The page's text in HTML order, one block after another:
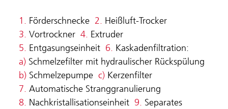
1. Förderschnecke 2. Heißluft-Trocker
3. Vortrockner 4. Extruder
5. Entgasungseinheit 6. Kaskadenfiltration:
a) Schmelzefilter mit hydraulischer Rückspülung
b) Schmelzepumpe c) Kerzenfilter
7. Automatische Stranggranulierung
8. Nachkristallisationseinheit 9. Separates